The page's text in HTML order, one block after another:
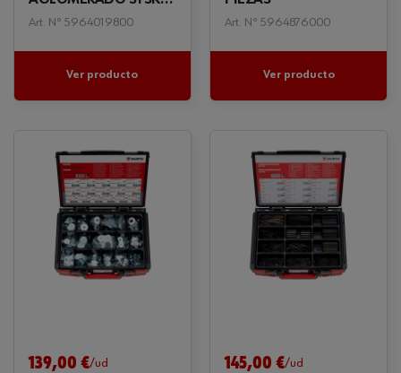
2.100 PIEZAS
Art. Nº 5964019800
Ver producto
Art. Nº 5964876000
Ver producto
139,00 €/ud 145,00 €/ud